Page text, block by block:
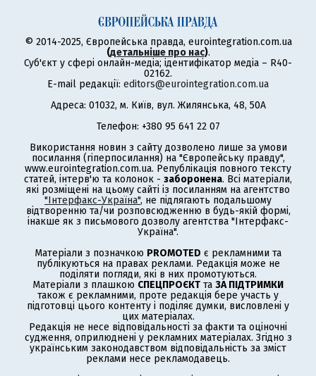
© 2014-2025, Європейська правда, eurointegration.com.ua
(детальніше про нас).
Суб'єкт у сфері онлайн-медіа; ідентифікатор медіа – R40-
02162.
E-mail редакції: editors@eurointegration.com.ua
Адреса: 01032, м. Київ, вул. Жилянська, 48, 50А
Телефон: +380 95 641 22 07
Використання новин з сайту дозволено лише за умови
посилання (гіперпосилання) на "Європейську правду",
www.eurointegration.com.ua. Републікація повного тексту
статей, інтерв'ю та колонок - заборонена. Всі матеріали,
які розміщені на цьому сайті із посиланням на агентство
"Інтерфакс-Україна", не підлягають подальшому
відтворенню та/чи розповсюдженню в будь-якій формі,
інакше як з письмового дозволу агентства "Інтерфакс-
Україна".
Матеріали з позначкою PROMOTED є рекламними та
публікуються на правах реклами. Редакція може не
поділяти погляди, які в них промотуються.
Матеріали з плашкою СПЕЦПРОЄКТ та ЗА ПІДТРИМКИ
також є рекламними, проте редакція бере участь у
підготовці цього контенту і поділяє думки, висловлені у
цих матеріалах.
Редакція не несе відповідальності за факти та оціночні
судження, оприлюднені у рекламних матеріалах. Згідно з
українським законодавством відповідальність за зміст
реклами несе рекламодавець.